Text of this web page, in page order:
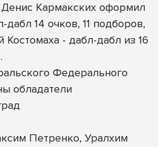
Кармакских оформил
дабл 14 очков, 11 подборов,
Костомаха - дабл-дабл из 16
Федерального
обладатели
Петренко, Уралхим